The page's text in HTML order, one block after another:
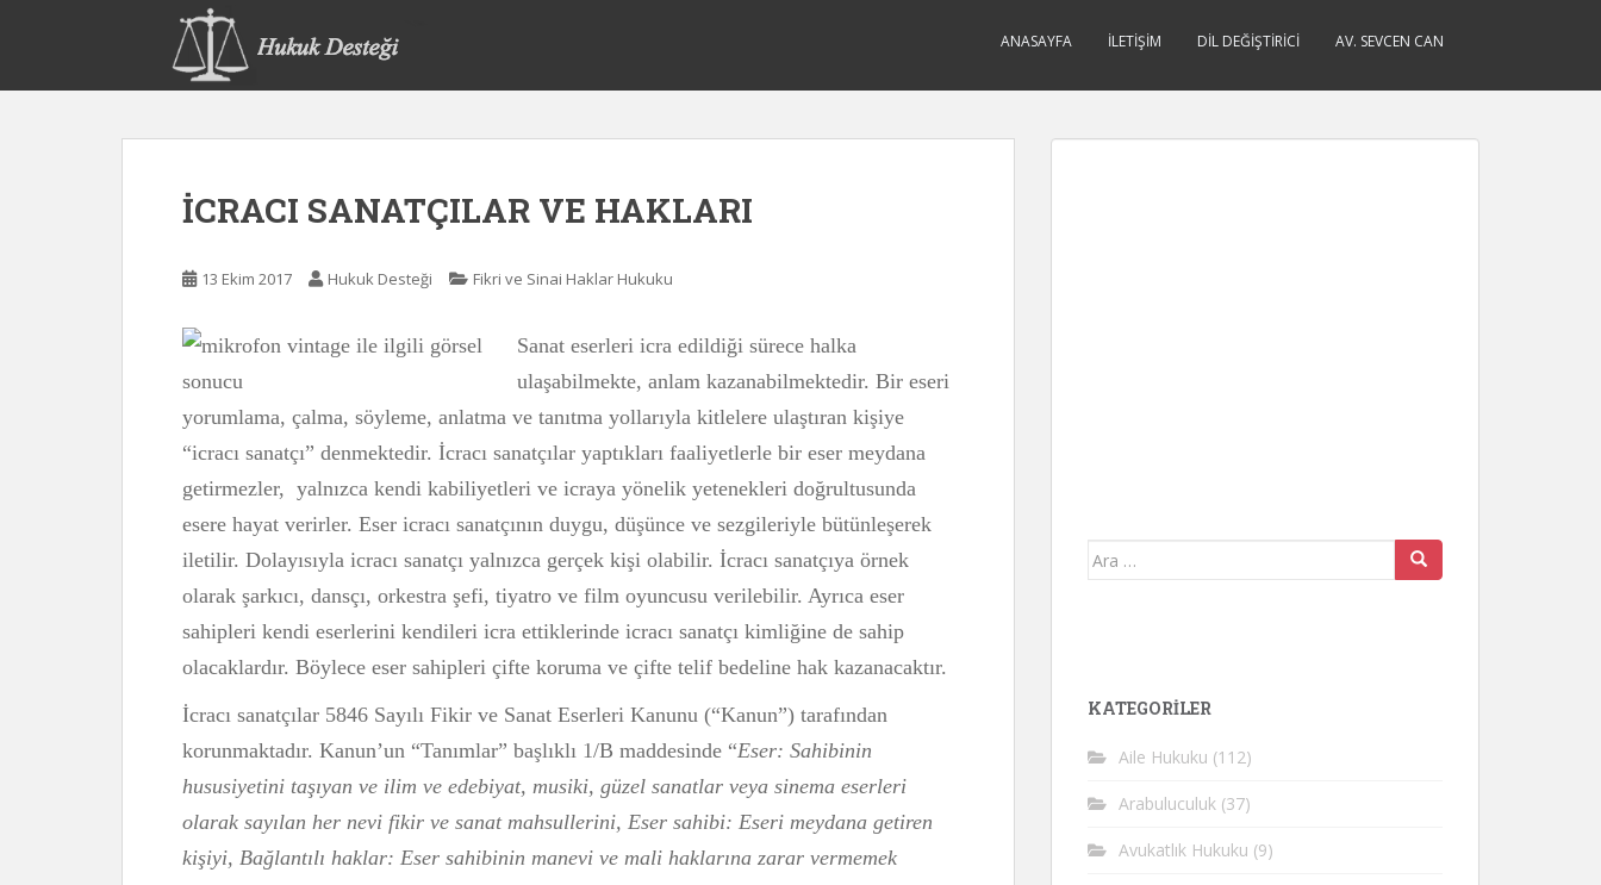
p
ANASAYFA İLETIŞIM DIL DEĞIŞTIRICI AV. SEVCEN CAN
İCRACI SANATÇILAR VE HAKLARI
13 Ekim 2017 Hukuk Desteği Fikri ve Sinai Haklar Hukuku
Sanat eserleri icra edildiği sürece halka
ulaşabilmekte, anlam kazanabilmektedir. Bir eseri
yorumlama, çalma, söyleme, anlatma ve tanıtma yollarıyla kitlelere ulaştıran kişiye
“icracı sanatçı” denmektedir. İcracı sanatçılar yaptıkları faaliyetlerle bir eser meydana
getirmezler, yalnızca kendi kabiliyetleri ve icraya yönelik yetenekleri doğrultusunda
esere hayat verirler. Eser icracı sanatçının duygu, düşünce ve sezgileriyle bütünleşerek
iletilir. Dolayısıyla icracı sanatçı yalnızca gerçek kişi olabilir. İcracı sanatçıya örnek
olarak şarkıcı, dansçı, orkestra şefi, tiyatro ve film oyuncusu verilebilir. Ayrıca eser
sahipleri kendi eserlerini kendileri icra ettiklerinde icracı sanatçı kimliğine de sahip
olacaklardır. Böylece eser sahipleri çifte koruma ve çifte telif bedeline hak kazanacaktır.
İcracı sanatçılar 5846 Sayılı Fikir ve Sanat Eserleri Kanunu (“Kanun”) tarafından
korunmaktadır. Kanun’un “Tanımlar” başlıklı 1/B maddesinde “Eser: Sahibinin
hususiyetini taşıyan ve ilim ve edebiyat, musiki, güzel sanatlar veya sinema eserleri
olarak sayılan her nevi fikir ve sanat mahsullerini, Eser sahibi: Eseri meydana getiren
kişiyi, Bağlantılı haklar: Eser sahibinin manevi ve mali haklarına zarar vermemek
Arama
KATEGORİLER
Aile Hukuku (112)
Arabuluculuk (37)
Avukatlık Hukuku (9)